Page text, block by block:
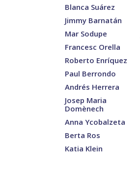
Blanca Suárez
Jimmy Barnatán
Mar Sodupe
Francesc Orella
Roberto Enríquez
Paul Berrondo
Andrés Herrera
Josep Maria
Domènech
Anna Ycobalzeta
Berta Ros
Katia Klein